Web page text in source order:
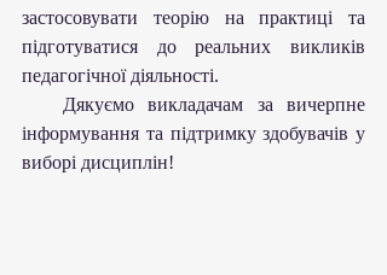
застосовувати теорію на практиці та
підготуватися до реальних викликів
педагогічної діяльності.
інформування та підтримку здобувачів у
виборі дисциплін!